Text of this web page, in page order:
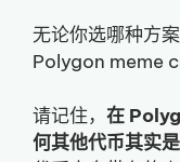
无论你选哪种方
Polygon meme
请记住， 在
何其他代币其实